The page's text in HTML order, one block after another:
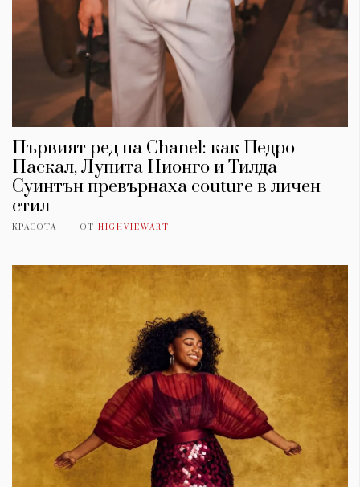
Първият ред на Chanel: как Педро
Паскал, Лупита Нионго и Тилда
Суинтън превърнаха couture в личен
стил
КРАСОТА ОТ HIGHVIEWART